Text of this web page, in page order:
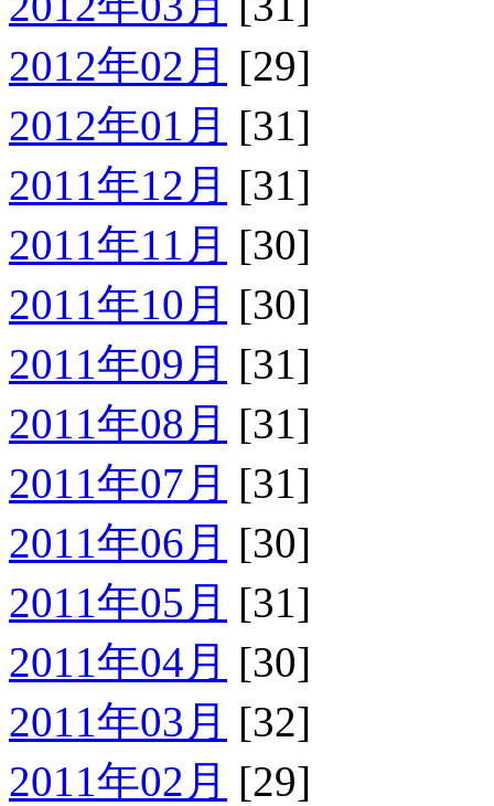
2012年02月 [29]
2012年01月 [31]
2011年12月 [31]
2011年11月 [30]
2011年10月 [30]
2011年09月 [31]
2011年08月 [31]
2011年07月 [31]
2011年06月 [30]
2011年05月 [31]
2011年04月 [30]
2011年03月 [32]
2011年02月 [29]